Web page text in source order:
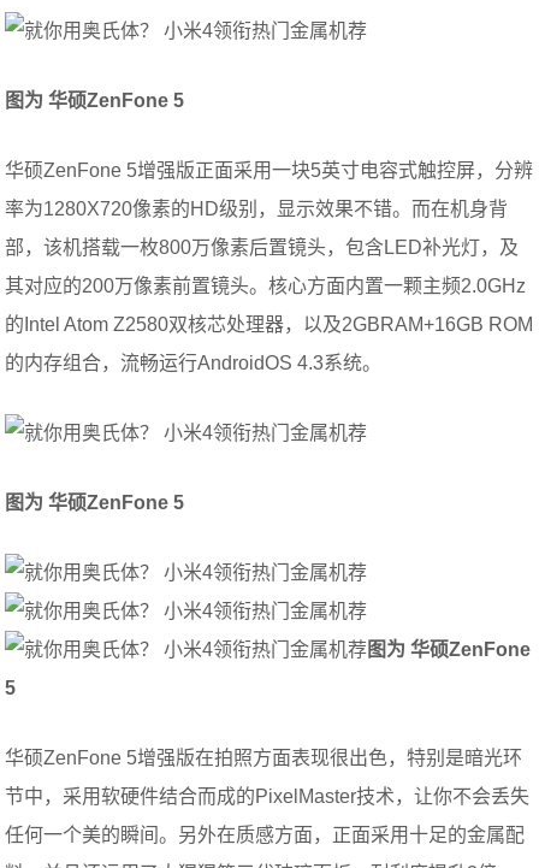
图为 华硕ZenFone 5
华硕ZenFone 5增强版正面采用一块5英寸电容式触控屏，分辨
率为1280X720像素的HD级别，显示效果不错。而在机身背
部，该机搭载一枚800万像素后置镜头，包含LED补光灯，及
其对应的200万像素前置镜头。核心方面内置一颗主频2.0GHz
的Intel Atom Z2580双核芯处理器，以及2GBRAM+16GB ROM
的内存组合，流畅运行AndroidOS 4.3系统。
图为 华硕ZenFone 5
图为 华硕ZenFone
5
华硕ZenFone 5增强版在拍照方面表现很出色，特别是暗光环
节中，采用软硬件结合而成的PixelMaster技术，让你不会丢失
任何一个美的瞬间。另外在质感方面，正面采用十足的金属配